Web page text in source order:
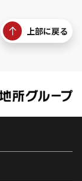
上部に戻る